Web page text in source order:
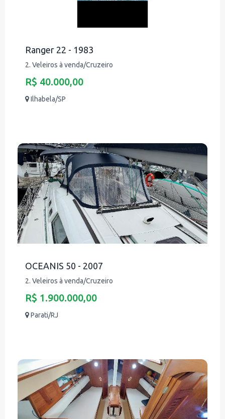
Ranger 22 - 1983
2. Veleiros à venda/Cruzeiro
R$ 40.000,00
Ilhabela/SP
OCEANIS 50 - 2007
2. Veleiros à venda/Cruzeiro
R$ 1.900.000,00
Parati/RJ